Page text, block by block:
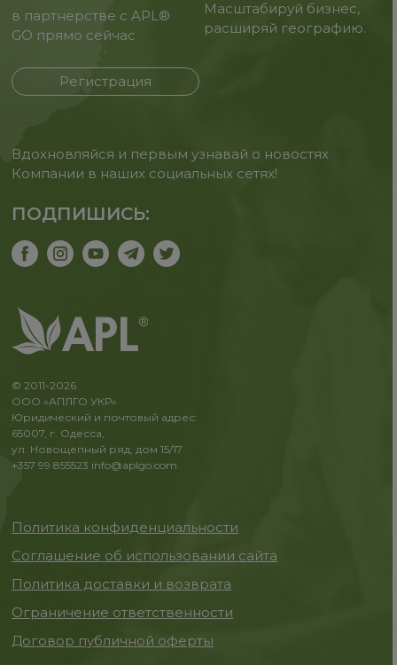
в партнерстве с APL®
GO прямо сейчас
Регистрация
Масштабируй бизнес,
расширяй географию.
Вдохновляйся и первым узнавай о новостях
Компании в наших социальных сетях!
ПОДПИШИСЬ:
© 2011-2026
ООО «АПЛГО УКР»
Юридический и почтовый адрес:
65007, г. Одесса,
ул. Новощепный ряд, дом 15/17
+357 99 855523 info@aplgo.com
Политика конфиденциальности
Соглашение об использовании сайта
Политика доставки и возврата
Ограничение ответственности
Договор публичной оферты